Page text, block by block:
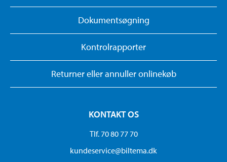
Dokumentsøgning
Kontrolrapporter
Returner eller annuller onlinekøb
KONTAKT OS
Tlf. 70 80 77 70
kundeservice@biltema.dk